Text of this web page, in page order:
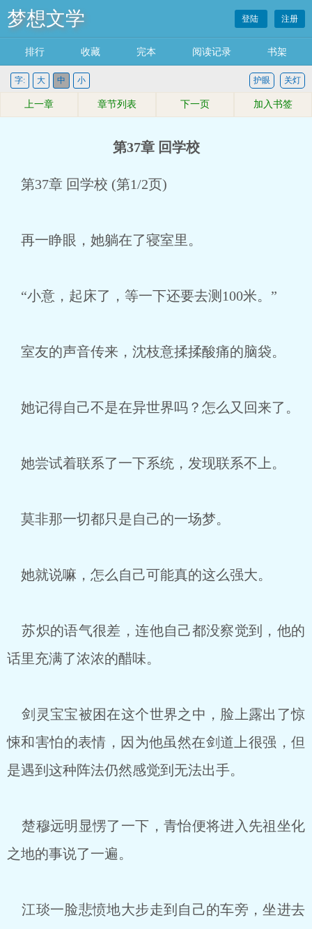
梦想文学 登陆 注册
排行 收藏 完本 阅读记录 书架
字: 大 中 小 关灯
护眼
上一章 章节列表 下一页 加入书签
第37章 回学校
第37章 回学校 (第1/2页)
再一睁眼，她躺在了寝室里。
“小意，起床了，等一下还要去测100米。”
室友的声音传来，沈枝意揉揉酸痛的脑袋。
她记得自己不是在异世界吗？怎么又回来了。
她尝试着联系了一下系统，发现联系不上。
莫非那一切都只是自己的一场梦。
她就说嘛，怎么自己可能真的这么强大。
苏炽的语气很差，连他自己都没察觉到，他的
话里充满了浓浓的醋味。
剑灵宝宝被困在这个世界之中，脸上露出了惊
悚和害怕的表情，因为他虽然在剑道上很强，但
是遇到这种阵法仍然感觉到无法出手。
楚穆远明显愣了一下，青怡便将进入先祖坐化
之地的事说了一遍。
江琰一脸悲愤地大步走到自己的车旁，坐进去